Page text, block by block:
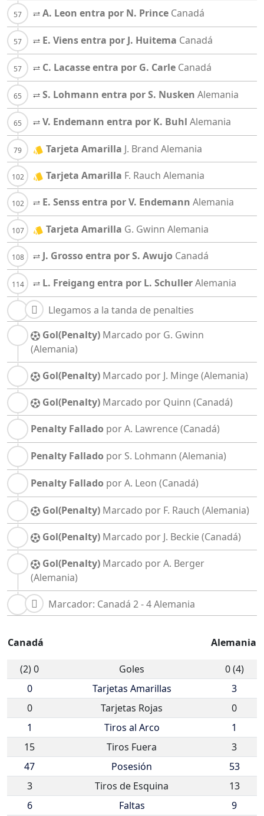
A. Leon entra por N. Prince Canadá
E. Viens entra por J. Huitema Canadá
C. Lacasse entra por G. Carle Canadá
S. Lohmann entra por S. Nusken Alemania
V. Endemann entra por K. Buhl Alemania
Tarjeta Amarilla J. Brand Alemania
Tarjeta Amarilla F. Rauch Alemania
E. Senss entra por V. Endemann Alemania
Tarjeta Amarilla G. Gwinn Alemania
J. Grosso entra por S. Awujo Canadá
L. Freigang entra por L. SchullerAlemania
Llegamos a la tanda de penalties
Gol(Penalty) Marcado por G. Gwinn
(Alemania)
Gol(Penalty) Marcado por J. Minge(Alemania)
Gol(Penalty) Marcado por Quinn (Canadá)
Penalty Fallado por A. Lawrence(Canadá)
Penalty Fallado por S. Lohmann (Alemania)
Penalty Fallado por A. Leon (Canadá)
Gol(Penalty) Marcado por F. Rauch (Alemania)
Gol(Penalty) Marcado por J. Beckie(Canadá)
Gol(Penalty) Marcado por A. Berger
(Alemania)
Marcador: Canadá 2 - 4 Alemania
Canadá Alemania
(2) 0 Goles
0 (4)
0
Tarjetas Amarillas
3
0
Tarjetas Rojas
0
1
Tiros al Arco
1
15
Tiros Fuera
3
47
Posesión
53
3
Tiros de Esquina
13
6
Faltas 9